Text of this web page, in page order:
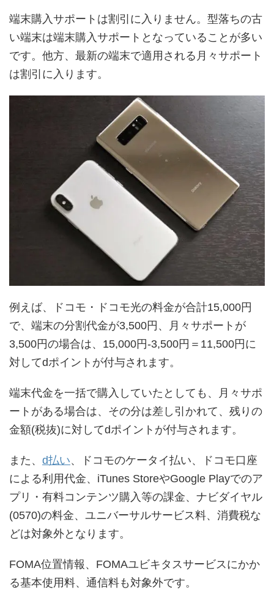
端末購入サポートは割引に入りません。型落ちの古
い端末は端末購入サポートとなっていることが多い
です。他方、最新の端末で適用される月々サポート
は割引に入ります。
例えば、ドコモ・ドコモ光の料金が合計15,000円
で、端末の分割代金が3,500円、月々サポートが
3,500円の場合は、15,000円-3,500円＝11,500円に
対してdポイントが付与されます。
端末代金を一括で購入していたとしても、月々サポ
ートがある場合は、その分は差し引かれて、残りの
金額(税抜)に対してdポイントが付与されます。
また、 d払い、ドコモのケータイ払い、ドコモ口座
による利用代金、iTunes StoreやGoogle Playでのア
プリ・有料コンテンツ購入等の課金、ナビダイヤル
(0570)の料金、ユニバーサルサービス料、消費税な
どは対象外となります。
FOMA位置情報、FOMAユビキタスサービスにかか
る基本使用料、通信料も対象外です。